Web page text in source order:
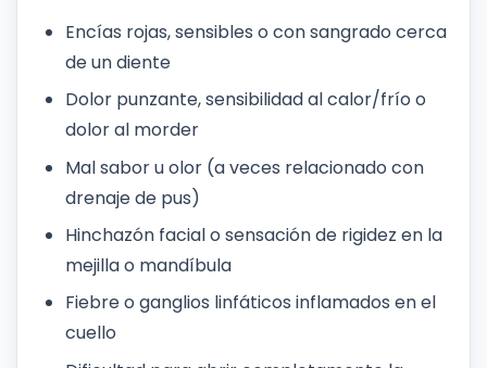
Encías rojas, sensibles o con sangrado cerca
de un diente
Dolor punzante, sensibilidad al calor/frío o
dolor al morder
Mal sabor u olor (a veces relacionado con
drenaje de pus)
Hinchazón facial o sensación de rigidez en la
mejilla o mandíbula
Fiebre o ganglios linfáticos inflamados en el
cuello